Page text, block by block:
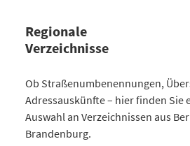
Regionale
Verzeichnisse
Kategorie
2013
7
2014
8
2015
8
Ob Straßenumbenennungen,
Adressauskünfte – hier finden Sie
Auswahl an Verzeichnissen aus
Brandenburg.